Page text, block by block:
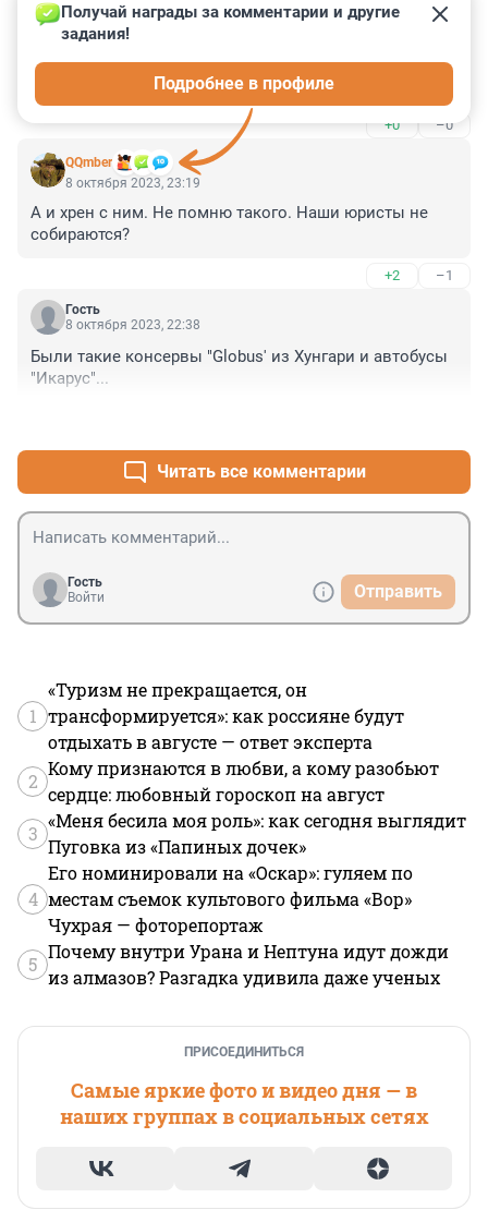
Гость
и тут шалом алейхм замаскировался
+0 –0
QQmber
Получай награды за комментарии и другие
задания!
Подробнее в профиле
8 октября 2023, 23:19
А и хрен с ним. Не помню такого. Наши юристы не
собираются?
+2 –1
Гость
8 октября 2023, 22:38
Были такие консервы "Globus' из Хунгари и автобусы
"Икарус"...
Читать все комментарии
Гость
Войти
Отправить
1
«Туризм не прекращается, он
трансформируется»: как россияне будут
отдыхать в августе — ответ эксперта
2
Кому признаются в любви, а кому разобьют
сердце: любовный гороскоп на август
3
«Меня бесила моя роль»: как сегодня выглядит
Пуговка из «Папиных дочек»
4
Его номинировали на «Оскар»: гуляем по
местам съемок культового фильма «Вор»
Чухрая — фоторепортаж
5
Почему внутри Урана и Нептуна идут дожди
из алмазов? Разгадка удивила даже ученых
ПРИСОЕДИНИТЬСЯ
Самые яркие фото и видео дня — в
наших группах в социальных сетях